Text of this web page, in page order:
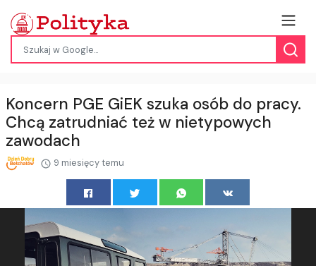
Koncern PGE GiEK szuka osób do pracy.
Chcą zatrudniać też w nietypowych
zawodach
9 miesięcy temu